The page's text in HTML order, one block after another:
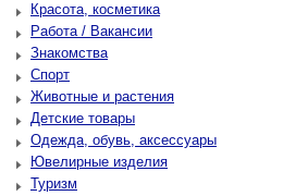
Красота, косметика
Работа / Вакансии
Знакомства
Спорт
Животные и растения
Детские товары
Одежда, обувь, аксессуары
Ювелирные изделия
Туризм